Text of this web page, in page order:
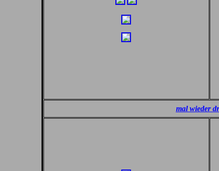
mal wieder